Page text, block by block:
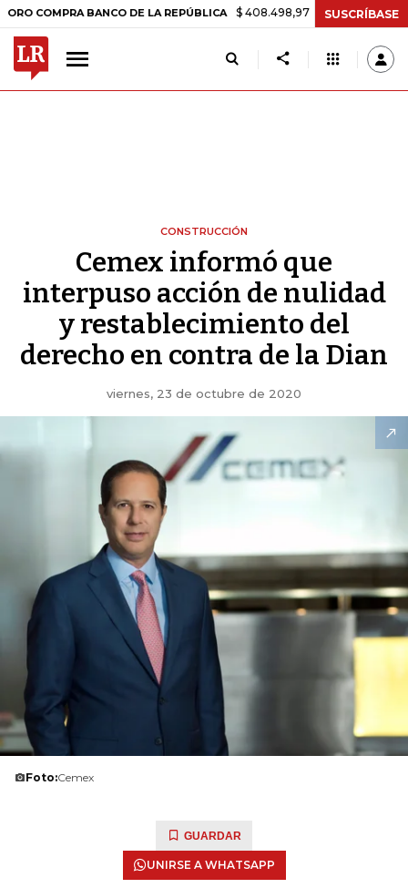
BANCO DE LA REPÚBLICA $ 408.498,97 +$ 8.753,81 +2,19%
SUSCRÍBASE
CONSTRUCCIÓN
Cemex informó que
interpuso acción de nulidad
y restablecimiento del
derecho en contra de la Dian
viernes, 23 de octubre de 2020
Foto:Cemex
GUARDAR
UNIRSE A WHATSAPP